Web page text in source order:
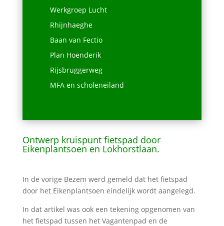
Werkgroep Lucht
Rhijnhaeghe
Baan van Fectio
Plan Hoenderik
Rijsbruggerweg
MFA en scholeneiland
Ontwerp kruispunt fietspad door
Eikenplantsoen en Lokhorstlaan.
In de vorige Bezem werd gemeld dat het fietspad
door het Eikenplantsoen eindelijk wordt aangelegd.
In dat artikel was ook een tekening opgenomen van
het fietspad tussen het Vagantenpad en de